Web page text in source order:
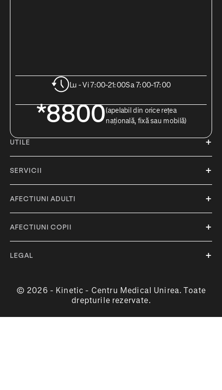
Lu - Vi 7:00-21:00Sa 7:00-17:00
*8800(apelabil din orice rețea
națională, fixă sau mobilă)
UTILE
SERVICII
AFECTIUNI ADULTI
AFECTIUNI COPII
LEGAL
© 2026 - Kinetic - Centru Medical Unirea. Toate
drepturile rezervate.